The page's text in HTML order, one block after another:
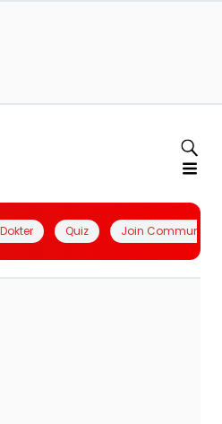
Quiz Join Community